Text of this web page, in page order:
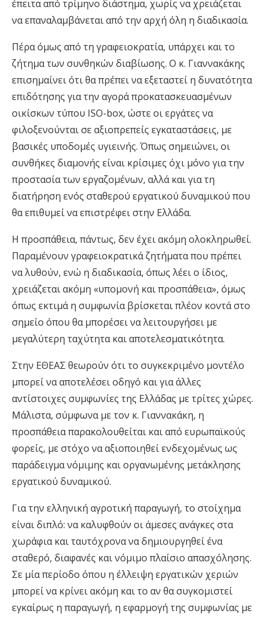
έπειτα από τρίμηνο διάστημα, χωρίς να χρειάζεται
να επαναλαμβάνεται από την αρχή όλη η διαδικασία.
Πέρα όμως από τη γραφειοκρατία, υπάρχει και το
ζήτημα των συνθηκών διαβίωσης. Ο κ. Γιαννακάκης
επισημαίνει ότι θα πρέπει να εξεταστεί η δυνατότητα
επιδότησης για την αγορά προκατασκευασμένων
οικίσκων τύπου ISO-box, ώστε οι εργάτες να
φιλοξενούνται σε αξιοπρεπείς εγκαταστάσεις, με
βασικές υποδομές υγιεινής. Όπως σημειώνει, οι
συνθήκες διαμονής είναι κρίσιμες όχι μόνο για την
προστασία των εργαζομένων, αλλά και για τη
διατήρηση ενός σταθερού εργατικού δυναμικού που
θα επιθυμεί να επιστρέφει στην Ελλάδα.
Η προσπάθεια, πάντως, δεν έχει ακόμη ολοκληρωθεί.
Παραμένουν γραφειοκρατικά ζητήματα που πρέπει
να λυθούν, ενώ η διαδικασία, όπως λέει ο ίδιος,
χρειάζεται ακόμη «υπομονή και προσπάθεια», όμως
όπως εκτιμά η συμφωνία βρίσκεται πλέον κοντά στο
σημείο όπου θα μπορέσει να λειτουργήσει με
μεγαλύτερη ταχύτητα και αποτελεσματικότητα.
Στην ΕΘΕΑΣ θεωρούν ότι το συγκεκριμένο μοντέλο
μπορεί να αποτελέσει οδηγό και για άλλες
αντίστοιχες συμφωνίες της Ελλάδας με τρίτες χώρες.
Μάλιστα, σύμφωνα με τον κ. Γιαννακάκη, η
προσπάθεια παρακολουθείται και από ευρωπαϊκούς
φορείς, με στόχο να αξιοποιηθεί ενδεχομένως ως
παράδειγμα νόμιμης και οργανωμένης μετάκλησης
εργατικού δυναμικού.
Για την ελληνική αγροτική παραγωγή, το στοίχημα
είναι διπλό: να καλυφθούν οι άμεσες ανάγκες στα
χωράφια και ταυτόχρονα να δημιουργηθεί ένα
σταθερό, διαφανές και νόμιμο πλαίσιο απασχόλησης.
Σε μία περίοδο όπου η έλλειψη εργατικών χεριών
μπορεί να κρίνει ακόμη και το αν θα συγκομιστεί
εγκαίρως η παραγωγή, η εφαρμογή της συμφωνίας με